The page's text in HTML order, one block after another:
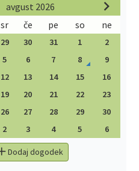
avgust 2026
sr če pe so ne
29 30 31 1
2
5 6 7 8
9
12 13 14 15
16
19 20 21 22
23
26 27 28 29
30
2 3 4 5 6
Dodaj dogodek